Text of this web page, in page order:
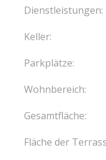
dépenses
Dienstleistungen:
Keller:
Parkplätze:
Wohnbereich:
Gesamtfläche:
Fläche der